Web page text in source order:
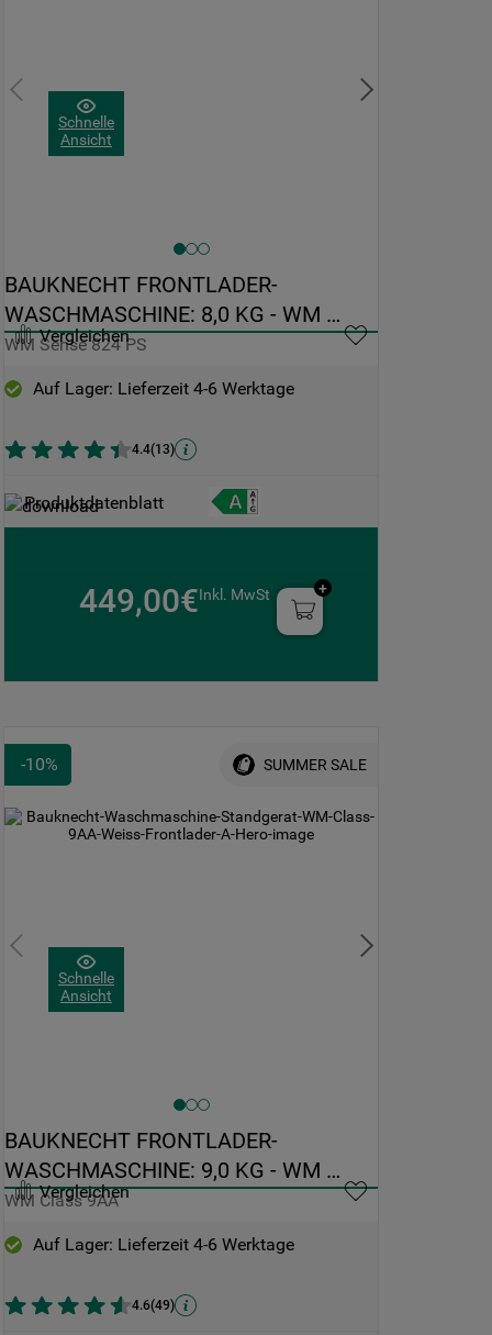
Schnelle
Ansicht
Vergleichen
BAUKNECHT FRONTLADER-
WASCHMASCHINE: 8,0 KG - WM
SENSE 824 PS
WM Sense 824 PS
Auf Lager: Lieferzeit 4-6 Werktage
4.4(13)
Produktdatenblatt
449,00€Inkl. MwSt
Schnelle
Ansicht
-10% SUMMER SALE
Vergleichen
BAUKNECHT FRONTLADER-
WASCHMASCHINE: 9,0 KG - WM
CLASS 9AA
WM Class 9AA
Auf Lager: Lieferzeit 4-6 Werktage
4.6(49)